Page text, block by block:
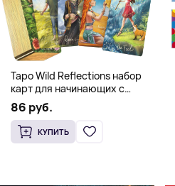
Таро Wild Reflections набор
карт для начинающих с
книгой (78 карт, золочёные
края)
86 руб.
КУПИТЬ